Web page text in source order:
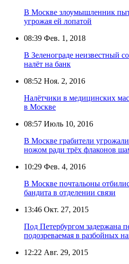
В Москве злоумышленник
угрожая ей лопатой
08:39 Фев. 1, 2018
В Зеленограде неизвестный
налёт на банк
08:52 Ноя. 2, 2016
Налётчики в медицинских
в Москве
08:57 Июль 10, 2016
В Москве грабители
ножом ради трёх флаконов
10:29 Фев. 4, 2016
В Москве почтальоны
бандита в отделении связи
13:46 Окт. 27, 2015
Под Петербургом задержана
подозреваемая в разбойных
12:22 Авг. 29, 2015